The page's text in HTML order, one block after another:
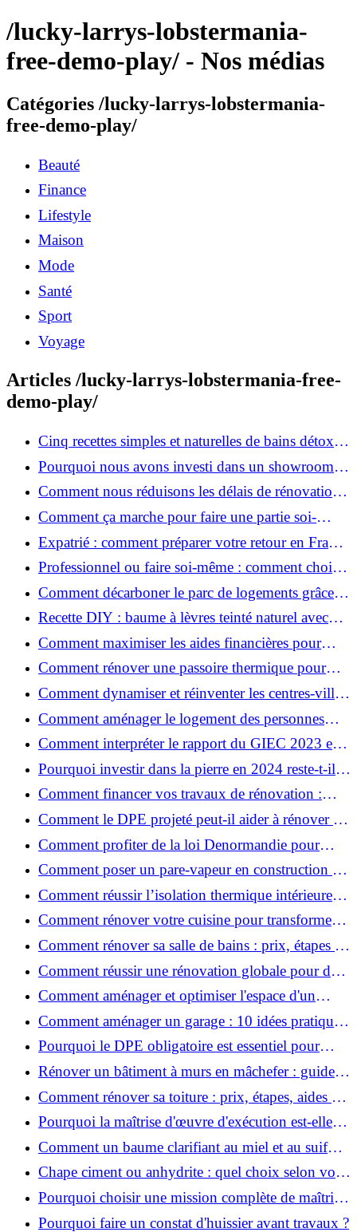
/lucky-larrys-lobstermania-
free-demo-play/ - Nos médias
Catégories /lucky-larrys-lobstermania-
free-demo-play/
Beauté
Finance
Lifestyle
Maison
Mode
Santé
Sport
Voyage
Articles /lucky-larrys-lobstermania-free-
demo-play/
Cinq recettes simples et naturelles de bains détox
maison
Pourquoi nous avons investi dans un showroom-
atelier et ce que cela apporte aux clients
Comment nous réduisons les délais de rénovation à
3 mois au lieu de 6?
Comment ça marche pour faire une partie soi-
même et nous confier le reste ?
Expatrié : comment préparer votre retour en France
et rénover votre bien à distance ?
Professionnel ou faire soi-même : comment choisir
pour votre rénovation ?
Comment décarboner le parc de logements grâce à
la rénovation énergétique ?
Recette DIY : baume à lèvres teinté naturel avec
SPF
Comment maximiser les aides financières pour
votre rénovation ?
Comment rénover une passoire thermique pour
une maison durable ?
Comment dynamiser et réinventer les centres-villes
avec Action Cœur de Ville ?
Comment aménager le logement des personnes
âgées et obtenir des aides financières ?
Comment interpréter le rapport du GIEC 2023 et
en retenir l'essentiel ?
Pourquoi investir dans la pierre en 2024 reste-t-il
un choix sûr ?
Comment financer vos travaux de rénovation :
aides, prêts et solutions pratiques ?
Comment le DPE projeté peut-il aider à rénover et
valoriser votre bien ?
Comment profiter de la loi Denormandie pour
investir dans l'ancien et défiscaliser ?
Comment poser un pare-vapeur en construction et
rénovation : rôle et erreurs à éviter?
Comment réussir l’isolation thermique intérieure
pour une maison économe en énergie ?
Comment rénover votre cuisine pour transformer
votre espace de vie ?
Comment rénover sa salle de bains : prix, étapes et
astuces ?
Comment réussir une rénovation globale pour des
économies et un confort durables?
Comment aménager et optimiser l'espace d'un
studio : 10 astuces pratiques ?
Comment aménager un garage : 10 idées pratiques
et efficaces ?
Pourquoi le DPE obligatoire est essentiel pour
vendre ou louer un bien ?
Rénover un bâtiment à murs en mâchefer : guide
pratique et solutions
Comment rénover sa toiture : prix, étapes, aides et
réglementation ?
Pourquoi la maîtrise d'œuvre d'exécution est-elle
indispensable pour vos chantiers ?
Comment un baume clarifiant au miel et au suif
peut-il purifier la peau ?
Chape ciment ou anhydrite : quel choix selon votre
projet ?
Pourquoi choisir une mission complète de maîtrise
d’œuvre pour réussir vos projets?
Pourquoi faire un constat d'huissier avant travaux ?